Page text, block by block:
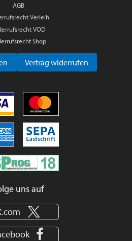
AGB
Verleih
VOD
Shop
Vertrag widerrufen
uns auf